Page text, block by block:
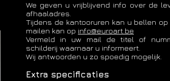
We geven u vrijblijvend info over de
afhaaladres.
Tijdens de kantooruren kan u bellen op
mailen kan op info@euroart.be
​Vermeld in uw mail de titel of
schilderij waarnaar u informeert.
Wij antwoorden u zo spoedig mogelijk.
Extra specificaties